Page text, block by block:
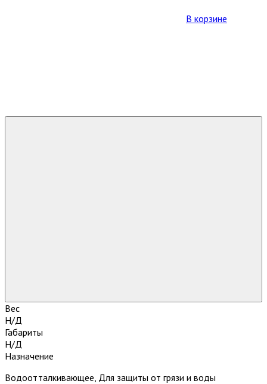
В корзине
Вес
Н/Д
Габариты
Н/Д
Назначение
Водоотталкивающее, Для защиты от грязи и воды